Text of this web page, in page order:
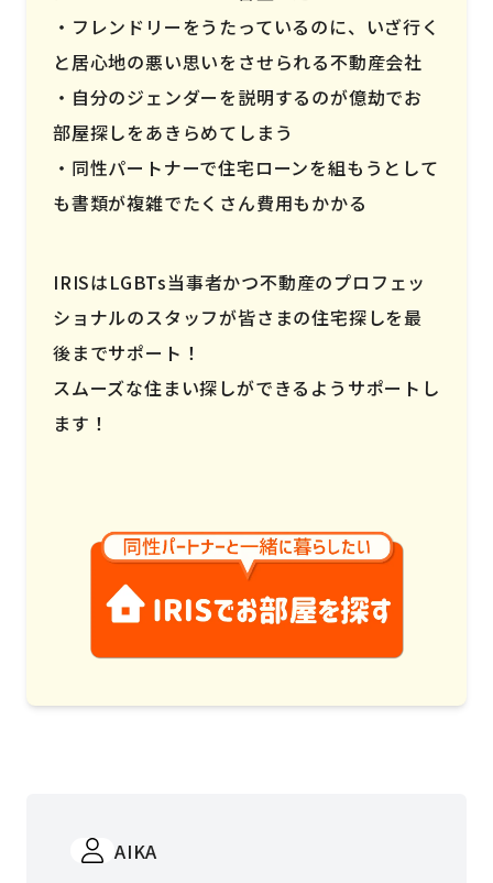
フレンドリーをうたっているのに、いざ行く
と居心地の悪い思いをさせられる不動産会社
自分のジェンダーを説明するのが億劫でお
部屋探しをあきらめてしまう
同性パートナーで住宅ローンを組もうとして
も書類が複雑でたくさん費用もかかる
IRISはLGBTs当事者かつ不動産のプロフェッ
ショナルのスタッフが皆さまの住宅探しを最
後までサポート！
スムーズな住まい探しができるようサポートし
ます！
AIKA